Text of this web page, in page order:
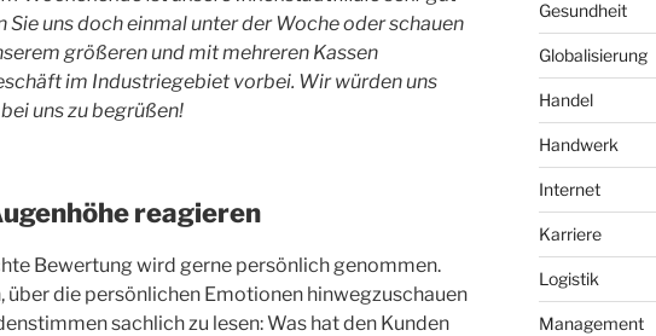
Sie uns doch einmal unter der Woche oder schauen
größeren und mit mehreren Kassen
im Industriegebiet vorbei. Wir würden uns
uns zu begrüßen!
reagieren
Bewertung wird gerne persönlich genommen.
über die persönlichen Emotionen hinwegzuschauen
sachlich zu lesen: Was hat den Kunden
Gesundheit
Globalisierung
Handel
Handwerk
Internet
Karriere
Logistik
Management